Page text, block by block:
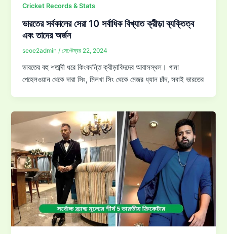
Cricket Records & Stats
ভারতের সর্বকালের সেরা 10 সর্বাধিক বিখ্যাত ক্রীড়া ব্যক্তিত্ব
এবং তাদের অর্জন
seoe2admin/সেপ্টেম্বর 22, 2024
ভারতের বহু শতাব্দী ধরে কিংবদন্তি ক্রীড়াবিদদের আবাসস্থল। গামা
পেহেলওয়ান থেকে দারা সিং, মিলখা সিং থেকে মেজর ধ্যান চাঁদ, সবাই ভারতের